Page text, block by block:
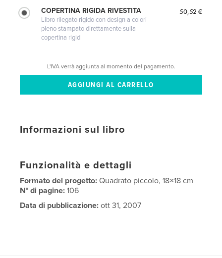
COPERTINA RIGIDA RIVESTITA
Libro rilegato rigido con design a colori
pieno stampato direttamente sulla
copertina rigid
50,52 €
L'IVA verrà aggiunta al momento del pagamento.
Informazioni sul libro
Funzionalità e dettagli
Formato del progetto:Quadrato piccolo, 18×18 cm
N° di pagine:106
Data di pubblicazione: ott 31, 2007